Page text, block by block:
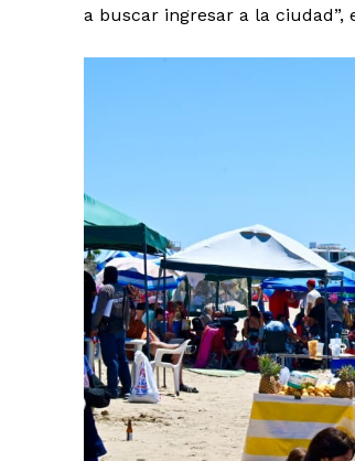
a buscar ingresar a la ciudad”,